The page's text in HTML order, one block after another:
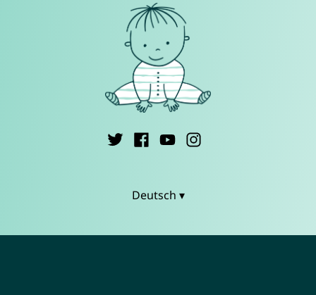
Deutsch ▾